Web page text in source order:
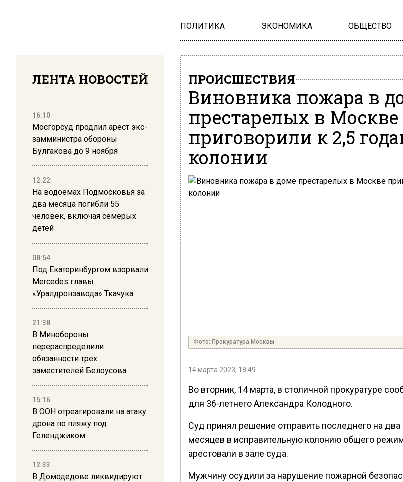
ПОЛИТИКА ЭКОНОМИКА ОБЩЕСТВО
ЛЕНТА НОВОСТЕЙ
16:10
Мосгорсуд продлил арест экс-
замминистра обороны
Булгакова до 9 ноября
12:22
На водоемах Подмосковья за
два месяца погибли 55
человек, включая семерых
детей
08:54
Под Екатеринбургом взорвали
Mercedes главы
«Уралдронзавода» Ткачука
21:38
В Минобороны
перераспределили
обязанности трех
заместителей Белоусова
15:16
В ООН отреагировали на атаку
дрона по пляжу под
Геленджиком
12:33
В Домодедове ликвидируют
ПРОИСШЕСТВИЯ
Виновника пожара в
престарелых в Москве
приговорили к 2,5
колонии
Фото: Прокуратура Москвы
14 марта 2023, 18:49
Во вторник, 14 марта, в столичной прокуратуре
для 36-летнего Александра Колодного.
Суд принял решение отправить последнего на два
месяцев в исправительную колонию общего
арестовали в зале суда.
Мужчину осудили за нарушение пожарной